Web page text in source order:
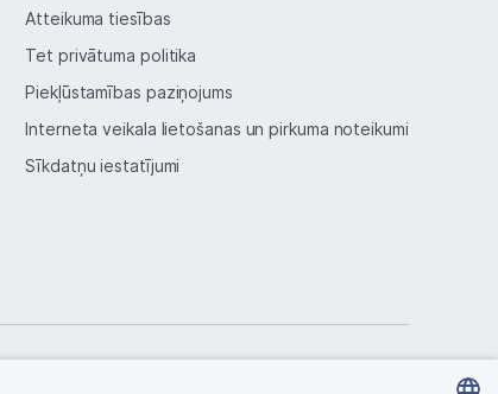
Atteikuma tiesības
Tet privātuma politika
Piekļūstamības paziņojums
Interneta veikala lietošanas un pirkuma noteikumi
Sīkdatņu iestatījumi